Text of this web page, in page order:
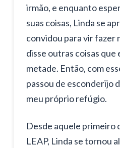
irmão, e enquanto
suas coisas, Linda se
convidou para vir fazer
disse outras coisas que
metade. Então, com
passou de esconderijo
meu próprio refúgio.
Desde aquele primeiro
LEAP, Linda se tornou